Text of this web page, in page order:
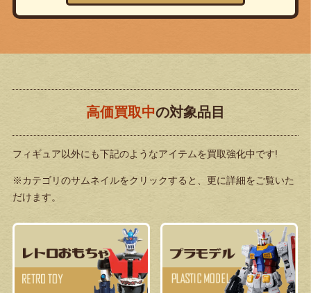
高価買取中の対象品目
フィギュア以外にも下記のようなアイテムを買取強化中です!
※カテゴリのサムネイルをクリックすると、更に詳細をご覧いた
だけます。